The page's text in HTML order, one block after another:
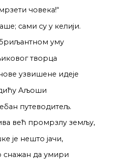
човека!“
сами су у келији.
уму
творца
узвишене идеје
Аљоши
путеводитељ.
већ промрзлу земљу,
је нешто јачи,
снажан да умири